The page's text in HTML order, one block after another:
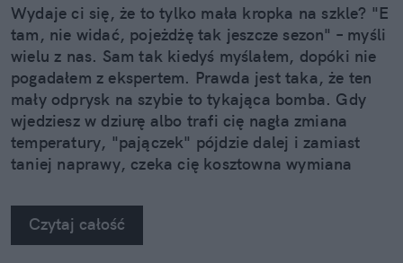
Wydaje ci się, że to tylko mała kropka na szkle? "E
tam, nie widać, pojeżdżę tak jeszcze sezon" – myśli
wielu z nas. Sam tak kiedyś myślałem, dopóki nie
pogadałem z ekspertem. Prawda jest taka, że ten
mały odprysk na szybie to tykająca bomba. Gdy
wjedziesz w dziurę albo trafi cię nagła zmiana
temperatury, "pajączek" pójdzie dalej i zamiast
taniej naprawy, czeka cię kosztowna wymiana
na własne oczy zobaczyć, jak profesjonaliści radzą
sobie z takimi uszkodzeniami.
Czytaj całość